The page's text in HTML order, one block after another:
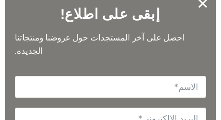
حقيبة الحمل:
حقيبة قماشية منسوجة باللون
الأسود مع غطاء إغلاق بخطاف
الأبعاد:
العناصر المضمنة:
حامل ثلاثي القوائم على
الطاولة | حقيبة قماشية مبطنة |
إبقى على اطلاع!
احصل على آخر المستجدات حول عروضنا ومنتجاتنا
الجديدة.